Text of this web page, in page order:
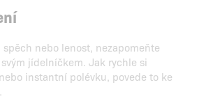
spěch nebo lenost, nezapomeňte
jídelníčkem. Jak rychle si
instantní polévku, povede to ke